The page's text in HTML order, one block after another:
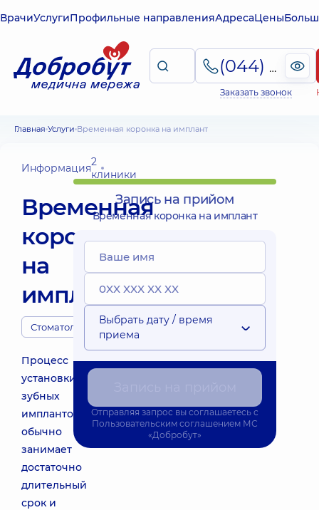
ВрачиУслугиПрофильные направленияАдресаЦены
(044) 495-2-888
Заказать звонок
Главная Услуги Временная коронка на имплант
Информация2
клиники
Временная
коронка
на
имплант
Стоматологи
Процесс
установки
зубных
имплантов
обычно
занимает
достаточно
длительный
срок и
Запись на прийом
Временная коронка на имплант
Выбрать дату / время
приема
Отправляя запрос вы соглашаетесь с
Пользовательским соглашением МС
«Добробут»